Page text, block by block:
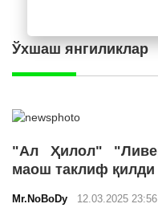
Ўхшаш янгиликлар
"Ал Ҳилол"
маош таклиф қилди
Mr.NoBoDy 12.03.2025 23:56